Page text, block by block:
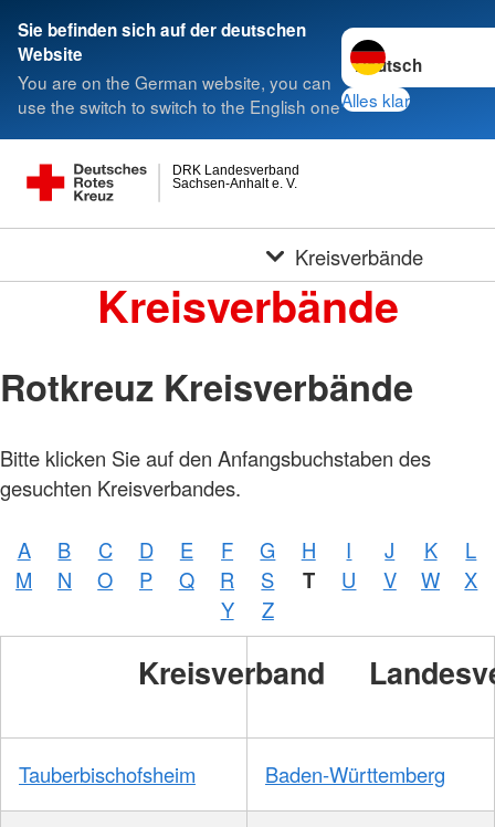
Sie befinden sich auf der deutschen
Website
You are on the German website, you can
use the switch to switch to the English one
Sprache wechseln
Alles klar
Sachsen-Anhalt e. V.
DRK Landesverband
Kreisverbände
Kreisverbände
Rotkreuz Kreisverbände
Bitte klicken Sie auf den Anfangsbuchstaben des
gesuchten Kreisverbandes.
A B C D E F G H I J K
L
M
N O P Q R S T U V W
X
Y
Z
Kreisverband
Tauberbischofsheim Baden-Württemberg